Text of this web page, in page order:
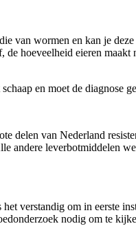
van wormen en kan je
hoeveelheid eieren
en moet de diagnose
delen van Nederland
leverbotmiddelen
verstandig om in eerste
nodig om te